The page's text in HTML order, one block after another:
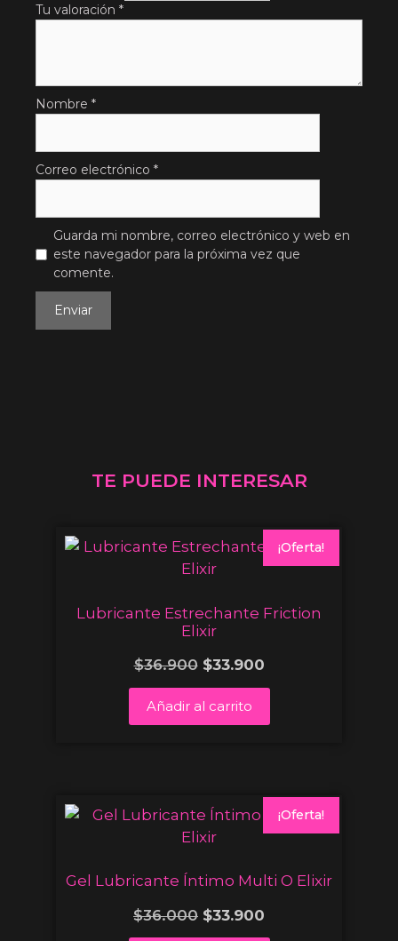
Tu valoración *
Nombre *
Correo electrónico *
Guarda mi nombre, correo electrónico y web en
este navegador para la próxima vez que
comente.
TE PUEDE INTERESAR
¡Oferta!
Lubricante Estrechante Friction
Elixir
$36.900 $33.900
Añadir al carrito
¡Oferta!
Gel Lubricante Íntimo Multi O Elixir
$36.000 $33.900